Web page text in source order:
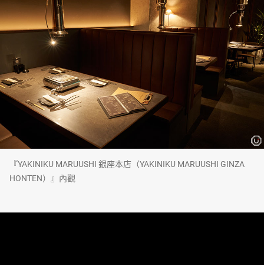
『YAKINIKU MARUUSHI 銀座本店（YAKINIKU MARUUSHI GINZA
HONTEN）』內觀